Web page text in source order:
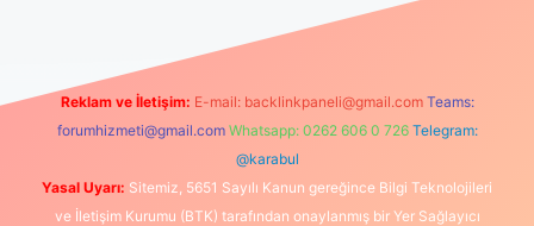
Reklam ve İletişim: E-mail: backlinkpaneli@gmail.com Teams:
forumhizmeti@gmail.com Whatsapp: 0262 606 0 726 Telegram:
@karabul
Yasal Uyarı: Sitemiz, 5651 Sayılı Kanun gereğince Bilgi Teknolojileri
ve İletişim Kurumu (BTK) tarafından onaylanmış bir Yer Sağlayıcı